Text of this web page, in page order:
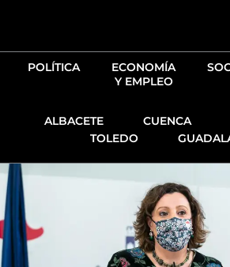
POLÍTICA
ECONOMÍA
Y EMPLEO
ALBACETE CUENCA
TOLEDO